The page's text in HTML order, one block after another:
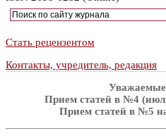
Стать рецензентом
Контакты, учредитель, редакция
Прием статей в №4
Прием статей в №5